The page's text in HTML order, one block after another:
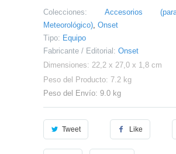
Colecciones:
Accesorios
Meteorológico), Onset
Tipo: Equipo
Fabricante / Editorial: Onset
Dimensiones: 22,2 x 27,0 x 1,8 cm
Peso del Producto: 7.2 kg
Peso del Envío: 9.0 kg
Tweet Like